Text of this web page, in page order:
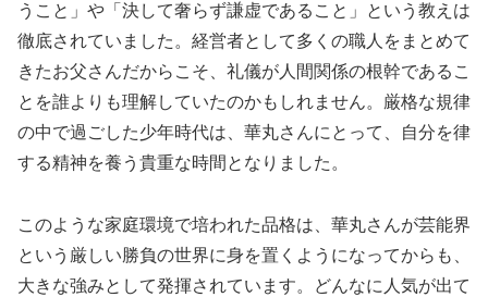
うこと」や「決して奢らず謙虚であること」という教えは
徹底されていました。経営者として多くの職人をまとめて
きたお父さんだからこそ、礼儀が人間関係の根幹であるこ
とを誰よりも理解していたのかもしれません。厳格な規律
の中で過ごした少年時代は、華丸さんにとって、自分を律
する精神を養う貴重な時間となりました。
このような家庭環境で培われた品格は、華丸さんが芸能界
という厳しい勝負の世界に身を置くようになってからも、
大きな強みとして発揮されています。どんなに人気が出て